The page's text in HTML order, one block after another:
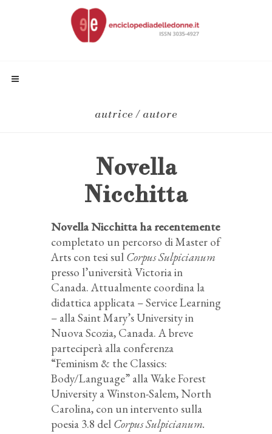
autrice / autore
Novella
Nicchitta
Novella Nicchitta ha recentemente
completato un percorso di Master of
Arts con tesi sul Corpus Sulpicianum
presso l’università Victoria in
Canada. Attualmente coordina la
didattica applicata – Service Learning
– alla Saint Mary’s University in
Nuova Scozia, Canada. A breve
parteciperà alla conferenza
“Feminism & the Classics:
Body/Language” alla Wake Forest
University a Winston-Salem, North
Carolina, con un intervento sulla
poesia 3.8 del Corpus Sulpicianum.